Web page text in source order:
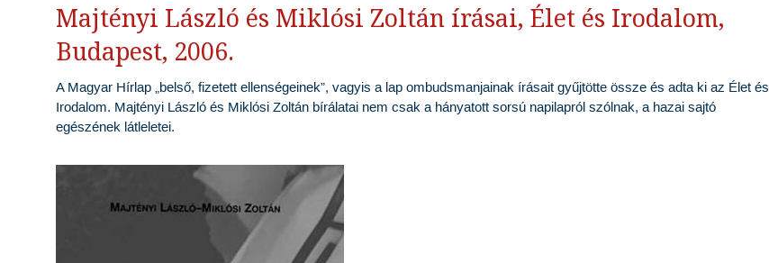
Majtényi László és Miklósi Zoltán írásai, Élet és Irodalom,
Budapest, 2006.
A Magyar Hírlap „belső, fizetett ellenségeinek”, vagyis a lap ombudsmanjainak írásait gyűjtötte össze és adta ki az Élet és
Irodalom. Majtényi László és Miklósi Zoltán bírálatai nem csak a hányatott sorsú napilapról szólnak, a hazai sajtó
egészének látleletei.